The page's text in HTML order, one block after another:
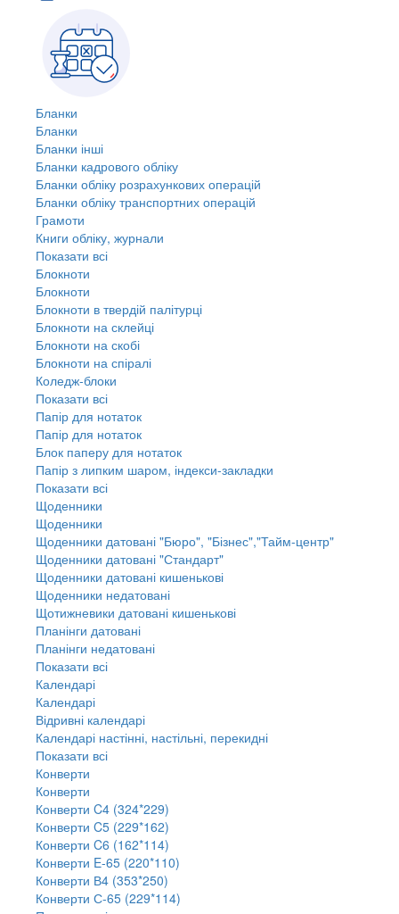
Бланки
Бланки
Бланки інші
Бланки кадрового обліку
Бланки обліку розрахункових операцій
Бланки обліку транспортних операцій
Грамоти
Книги обліку, журнали
Показати всі
Блокноти
Блокноти
Блокноти в твердій палітурці
Блокноти на склейці
Блокноти на скобі
Блокноти на спіралі
Коледж-блоки
Показати всі
Папір для нотаток
Папір для нотаток
Блок паперу для нотаток
Папір з липким шаром, індекси-закладки
Показати всі
Щоденники
Щоденники
Щоденники датовані "Бюро", "Бізнес","Тайм-центр"
Щоденники датовані "Стандарт"
Щоденники датовані кишенькові
Щоденники недатовані
Щотижневики датовані кишенькові
Планінги датовані
Планінги недатовані
Показати всі
Календарі
Календарі
Відривні календарі
Календарі настінні, настільні, перекидні
Показати всі
Конверти
Конверти
Конверти C4 (324*229)
Конверти C5 (229*162)
Конверти C6 (162*114)
Конверти E-65 (220*110)
Конверти В4 (353*250)
Конверти С-65 (229*114)